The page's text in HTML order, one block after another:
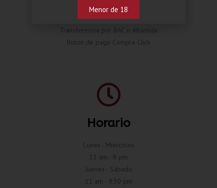
Pagos
Transferencia por BAC o Atlántida
Botón de pago Compra Click
Horario
Lunes - Miércoles
11 am - 8 pm
Jueves - Sábado
11 am - 9:30 pm
Menor de 18